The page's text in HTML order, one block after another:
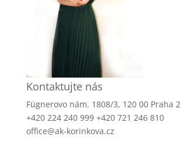
Kontaktujte nás
Fügnerovo nám. 1808/3, 120 00 Praha 2
+420 224 240 999 +420 721 246 810
office@ak-korinkova.cz